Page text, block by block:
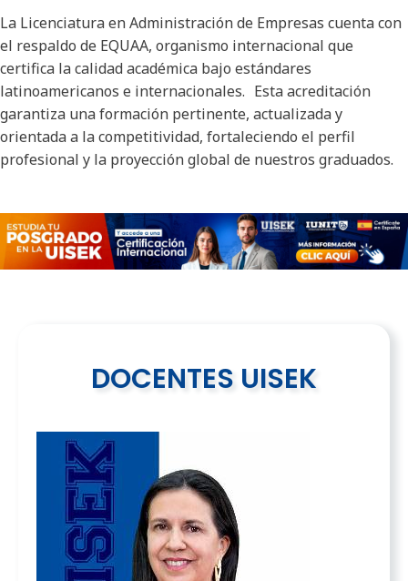
La Licenciatura en Administración de Empresas cuenta con
el respaldo de EQUAA, organismo internacional que
certifica la calidad académica bajo estándares
latinoamericanos e internacionales. Esta acreditación
garantiza una formación pertinente, actualizada y
orientada a la competitividad, fortaleciendo el perfil
profesional y la proyección global de nuestros graduados.
DOCENTES UISEK